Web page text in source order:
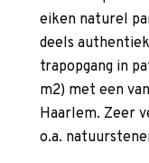
eiken naturel
deels
trapopgang in
m2) met een
Haarlem. Zeer
o.a.